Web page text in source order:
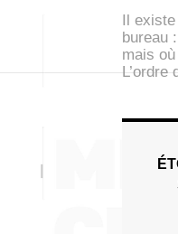
Il
bureau
mais